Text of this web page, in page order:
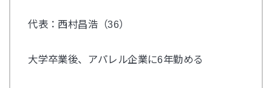
代表：西村昌浩（36）
大学卒業後、アパレル企業に6年勤める